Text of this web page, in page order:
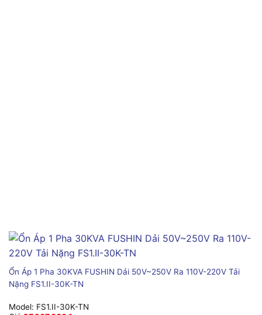
Ổn Áp 1 Pha 30KVA FUSHIN Dải 50V~250V Ra 110V-220V Tải
Nặng FS1.II-30K-TN
Model: FS1.II-30K-TN